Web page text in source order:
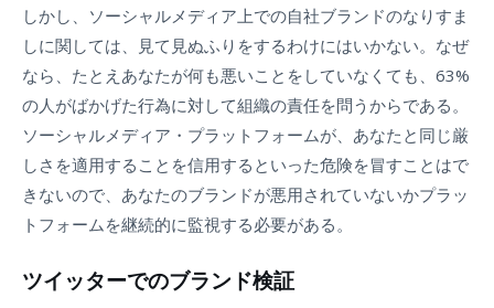
しかし、ソーシャルメディア上での自社ブランドのなりすま
しに関しては、見て見ぬふりをするわけにはいかない。なぜ
なら、たとえあなたが何も悪いことをしていなくても、63%
の人がばかげた行為に対して組織の責任を問うからである。
ソーシャルメディア・プラットフォームが、あなたと同じ厳
しさを適用することを信用するといった危険を冒すことはで
きないので、あなたのブランドが悪用されていないかプラッ
トフォームを継続的に監視する必要がある。
ツイッターでのブランド検証